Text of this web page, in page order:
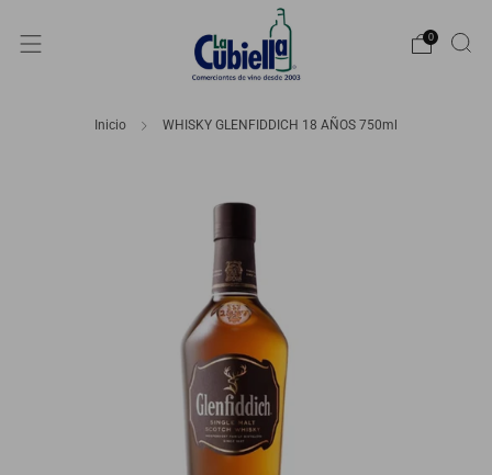
0
Inicio WHISKY GLENFIDDICH 18 AÑOS 750ml